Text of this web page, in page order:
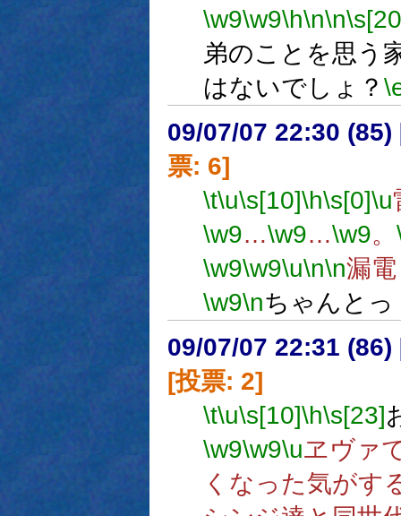
\w9\w9\h\n\n
弟のことを思う
はないでしょ？
09/07/07 22:30 (85)
票: 6]
\t\u\s[10]\h\s[0]\u
\w9…\w9…\w9。
\w9\w9\u\n\n漏
\w9\nちゃんとっ
09/07/07 22:31 (86)
[投票: 2]
\t\u\s[10]\h\s[23]
\w9\w9\uヱヴァ
くなった気がす